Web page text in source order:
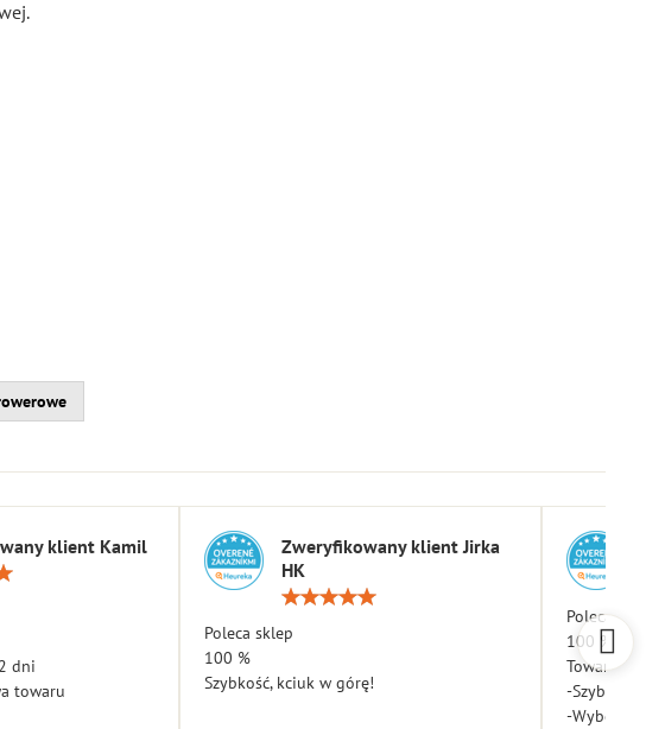
klient Kamil
dni
towaru
Zweryfikowany klient Jirka
HK
Poleca sklep
100 %
Szybkość, kciuk w górę!
Poleca
100 %
Towar
-Szybkość
-Wybór